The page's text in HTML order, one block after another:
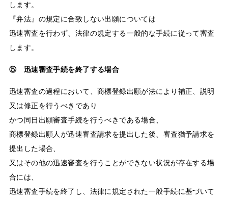
します。
『弁法』の規定に合致しない出願については
迅速審査を行わず、法律の規定する一般的な手続に従って審査
します。
⑤ 迅速審査手続を終了する場合
迅速審査の過程において、商標登録出願が法により補正、説明
又は修正を行うべきであり
かつ同日出願審査手続を行うべきである場合、
商標登録出願人が迅速審査請求を提出した後、審査猶予請求を
提出した場合、
又はその他の迅速審査を行うことができない状況が存在する場
合には、
迅速審査手続を終了し、法律に規定された一般手続に基づいて